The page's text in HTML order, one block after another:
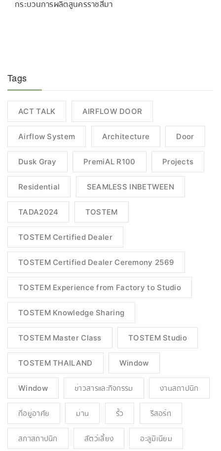
กระบวนการผลิตสู่นครราชสีมา
Tags
ACT TALK AIRFLOW DOOR
Airflow System Architecture Door
Dusk Gray PremiAL R100 Projects
Residential SEAMLESS INBETWEEN
TADA2024 TOSTEM
TOSTEM Certified Dealer
TOSTEM Certified Dealer Ceremony 2569
TOSTEM Experience from Factory to Studio
TOSTEM Knowledge Sharing
TOSTEM Master Class TOSTEM Studio
TOSTEM THAILAND Window
Window ข่าวสารและกิจกรรม งานสถาปนิก
ที่อยู่อาศัย ม่าน รั้ว รีสอร์ท
สภาสถาปนิก สัตว์เลี้ยง อะลูมิเนียม